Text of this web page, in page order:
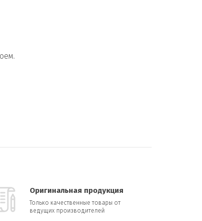
Оригинальная продукция
Только качественные товары от
ведущих производителей